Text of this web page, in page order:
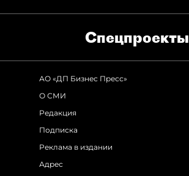
Спец­проекты
АО «ДП Бизнес Пресс»
О СМИ
Редакция
Подписка
Реклама в издании
Адрес